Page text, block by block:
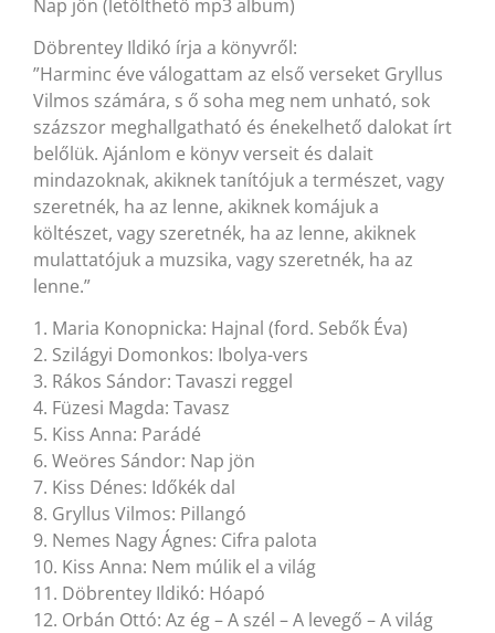
Nap jön (letölthető mp3 album)
Döbrentey Ildikó írja a könyvről:
”Harminc éve válogattam az első verseket Gryllus
Vilmos számára, s ő soha meg nem unható, sok
százszor meghallgatható és énekelhető dalokat írt
belőlük. Ajánlom e könyv verseit és dalait
mindazoknak, akiknek tanítójuk a természet, vagy
szeretnék, ha az lenne, akiknek komájuk a
költészet, vagy szeretnék, ha az lenne, akiknek
mulattatójuk a muzsika, vagy szeretnék, ha az
lenne.”
1. Maria Konopnicka: Hajnal (ford. Sebők Éva)
2. Szilágyi Domonkos: Ibolya-vers
3. Rákos Sándor: Tavaszi reggel
4. Füzesi Magda: Tavasz
5. Kiss Anna: Parádé
6. Weöres Sándor: Nap jön
7. Kiss Dénes: Időkék dal
8. Gryllus Vilmos: Pillangó
9. Nemes Nagy Ágnes: Cifra palota
10. Kiss Anna: Nem múlik el a világ
11. Döbrentey Ildikó: Hóapó
12. Orbán Ottó: Az ég – A szél – A levegő – A világ